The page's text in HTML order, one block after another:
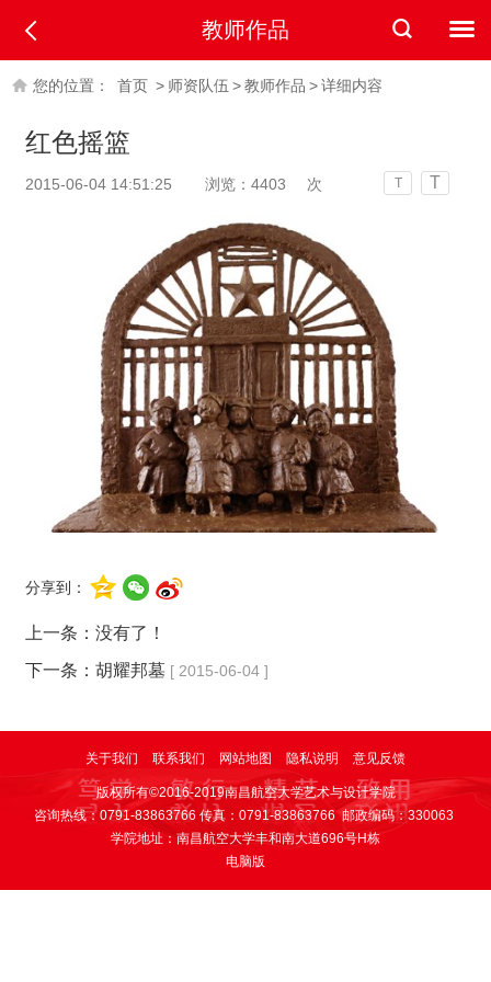
教师作品
您的位置： 首页 > 师资队伍 >教师作品 >详细内容
红色摇篮
2015-06-04 14:51:25 浏览： 4403 次 T T
分享到：
上一条：没有了！
下一条： 胡耀邦墓 [ 2015-06-04 ]
关于我们 联系我们 网站地图 隐私说明 意见反馈
版权所有©2016-2019南昌航空大学艺术与设计学院
咨询热线：0791-83863766 传真：0791-83863766 邮政编码：330063
学院地址：南昌航空大学丰和南大道696号H栋
电脑版